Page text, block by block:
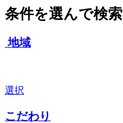
条件を選んで検索
地域
選択
こだわり